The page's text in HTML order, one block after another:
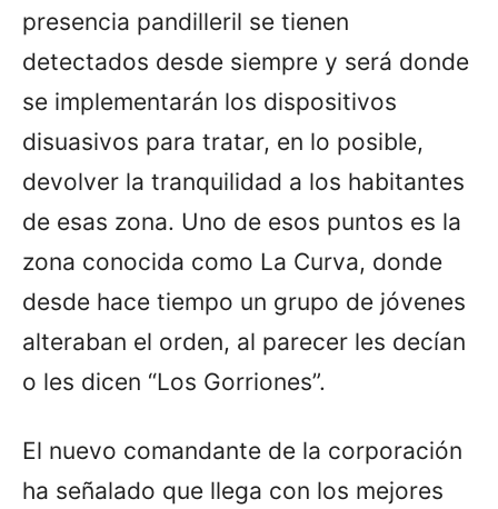
presencia pandilleril se tienen
detectados desde siempre y será donde
se implementarán los dispositivos
disuasivos para tratar, en lo posible,
devolver la tranquilidad a los habitantes
de esas zona. Uno de esos puntos es la
zona conocida como La Curva, donde
desde hace tiempo un grupo de jóvenes
alteraban el orden, al parecer les decían
o les dicen “Los Gorriones”.
El nuevo comandante de la corporación
ha señalado que llega con los mejores